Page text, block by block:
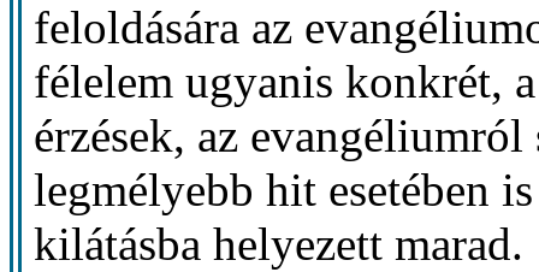
feloldására az
félelem ugyanis konkrét,
érzések, az
legmélyebb hit esetében
kilátásba helyezett marad.